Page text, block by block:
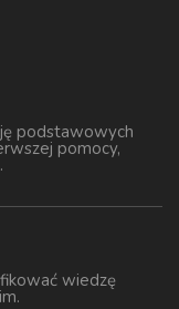
podstawowych
pomocy,
wiedzę